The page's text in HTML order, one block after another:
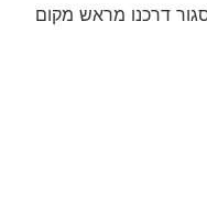
דרכנו מראש מקום